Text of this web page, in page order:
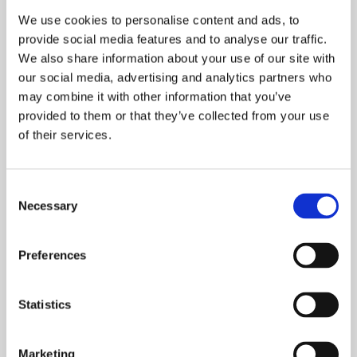
We use cookies to personalise content and ads, to
provide social media features and to analyse our traffic.
We also share information about your use of our site with
our social media, advertising and analytics partners who
may combine it with other information that you’ve
provided to them or that they’ve collected from your use
of their services.
Selection
Necessary
Preferences
Statistics
Marketing
Tuotannonsuunnittelijamme Jenna pitää
tuotannonsuunnittelijan työssään sitä, että saa
sovitella oppimaansa teoriaa ja käytännön tietoa
toisiinsa.
Nyt olen ilokseni huomannut, miten olen kehittynyt
työssäni. Kysymyksiä en esitäkään ainoastaan minä
varmaksi, mitä päivä tuo tullessaan. Vastuuni ovat jo
Tasowheelillä, myös etenemismahdollisuudet
että olen oikeassa paikassa. Työntekijöiden